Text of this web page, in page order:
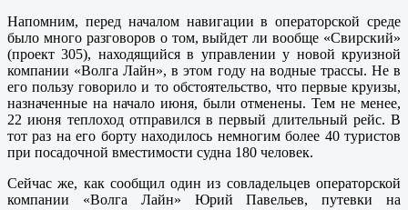
Напомним, перед началом навигации в операторской среде
было много разговоров о том, выйдет ли вообще «Свирский»
(проект 305), находящийся в управлении у новой круизной
компании «Волга Лайн», в этом году на водные трассы. Не в
его пользу говорило и то обстоятельство, что первые круизы,
назначенные на начало июня, были отменены. Тем не менее,
22 июня теплоход отправился в первый длительный рейс. В
тот раз на его борту находилось немногим более 40 туристов
при посадочной вместимости судна 180 человек.
Сейчас же, как сообщил один из совладельцев операторской
компании «Волга Лайн» Юрий Павельев, путевки на